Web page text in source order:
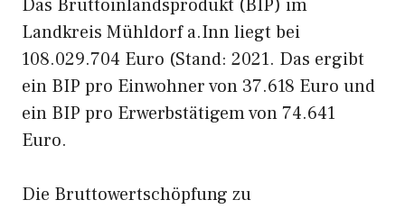
Das Bruttoinlandsprodukt (BIP) im
Landkreis Mühldorf a.Inn liegt bei
108.029.704 Euro (Stand: 2021. Das ergibt
ein BIP pro Einwohner von 37.618 Euro und
ein BIP pro Erwerbstätigem von 74.641
Euro.
Die Bruttowertschöpfung zu